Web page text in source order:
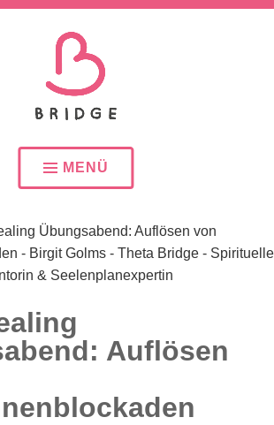
GOLMS – THETA
– SPIRITUELLE
MENTORIN &
MENÜ
Auflösen